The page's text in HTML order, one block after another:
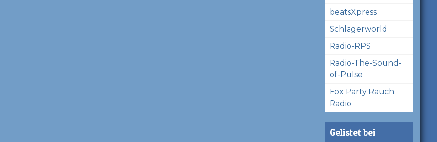
beatsXpress
Schlagerworld
Radio-RPS
Radio-The-Sound-
of-Pulse
Fox Party Rauch
Radio
Gelistet bei